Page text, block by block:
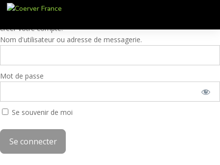
Ces contenus sont réservés aux membres. Pour accéder à ces
créer votre compte.
Nom d'utilisateur ou adresse de messagerie.
Mot de passe
Se souvenir de moi